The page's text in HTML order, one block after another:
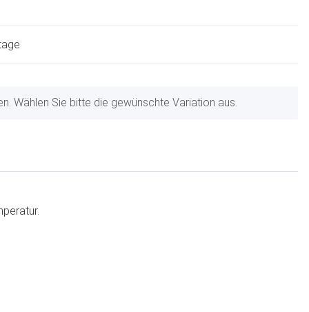
Wählen Sie bitte die gewünschte Variation aus.